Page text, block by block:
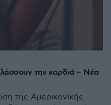
την καρδιά – Νέα
της Αμερικανικής